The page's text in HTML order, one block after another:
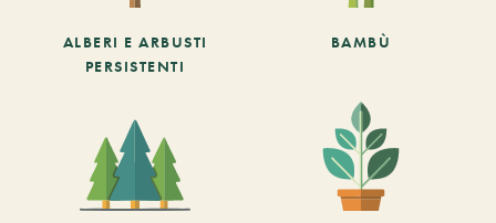
ALBERI E ARBUSTI
PERSISTENTI
BAMBÙ